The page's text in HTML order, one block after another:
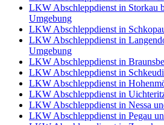
LKW Abschleppdienst in Storkau
Umgebung
LKW Abschleppdienst in
LKW Abschleppdienst in
Umgebung
LKW Abschleppdienst in
LKW Abschleppdienst in
LKW Abschleppdienst in
LKW Abschleppdienst in
LKW Abschleppdienst in Nessa
LKW Abschleppdienst in Pegau